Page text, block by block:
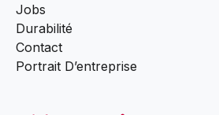
Jobs
Durabilité
Contact
Portrait D’entreprise